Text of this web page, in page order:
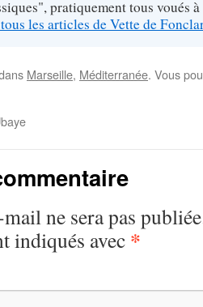
pratiquement tous voués
les articles de Vette de
Marseille, Méditerranée. Vous
ne sera pas
indiqués avec *